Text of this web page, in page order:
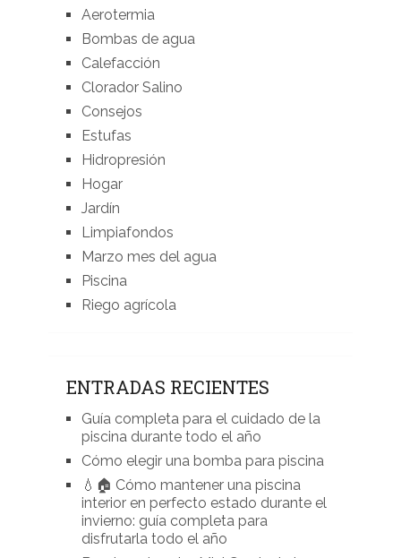
Aerotermia
Bombas de agua
Calefacción
Clorador Salino
Consejos
Estufas
Hidropresión
Hogar
Jardín
Limpiafondos
Marzo mes del agua
Piscina
Riego agrícola
ENTRADAS RECIENTES
Guía completa para el cuidado de la
piscina durante todo el año
Cómo elegir una bomba para piscina
💧🏠 Cómo mantener una piscina
interior en perfecto estado durante el
invierno: guía completa para
disfrutarla todo el año